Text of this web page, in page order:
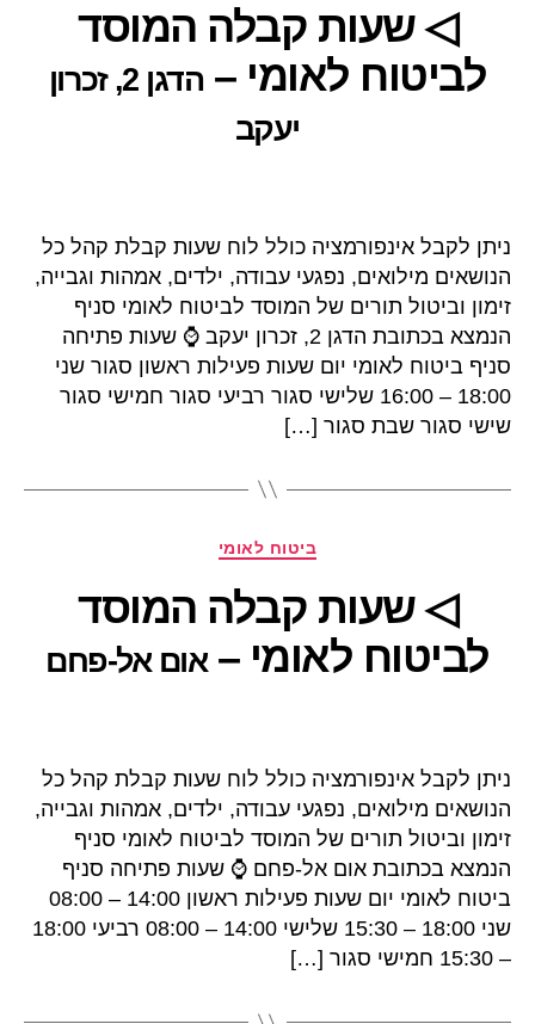
◁ שעות קבלה המוסד
לביטוח לאומי –
הדגן 2, זכרון
יעקב
ניתן לקבל אינפורמציה כולל לוח שעות קבלת קהל כל
הנושאים מילואים, נפגעי עבודה, ילדים, אמהות וגבייה,
זימון וביטול תורים של המוסד לביטוח לאומי סניף
הנמצא בכתובת הדגן 2, זכרון יעקב ⌚ שעות פתיחה
סניף ביטוח לאומי יום שעות פעילות ראשון סגור שני
18:00 – 16:00 שלישי סגור רביעי סגור חמישי סגור
שישי סגור שבת סגור […]
קטגוריות
ביטוח לאומי
◁ שעות קבלה המוסד
לביטוח לאומי –אום אל-פחם
ניתן לקבל אינפורמציה כולל לוח שעות קבלת קהל כל
הנושאים מילואים, נפגעי עבודה, ילדים, אמהות וגבייה,
זימון וביטול תורים של המוסד לביטוח לאומי סניף
הנמצא בכתובת אום אל-פחם ⌚ שעות פתיחה סניף
ביטוח לאומי יום שעות פעילות ראשון 14:00 – 08:00
שני 18:00 – 15:30 שלישי 14:00 – 08:00 רביעי 18:00
– 15:30 חמישי סגור […]